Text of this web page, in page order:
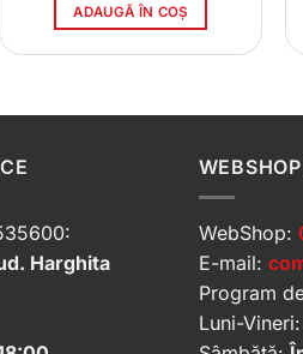
ADAUGĂ ÎN COȘ
Harghita
WebShop:
E-mail:
Program
Luni-Vineri: